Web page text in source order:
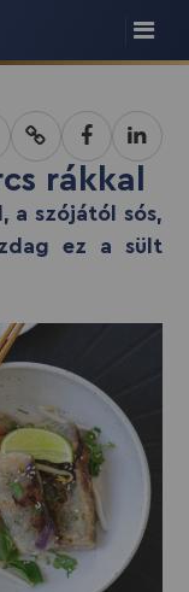
rákkal
a szójától sós,
ez a sült